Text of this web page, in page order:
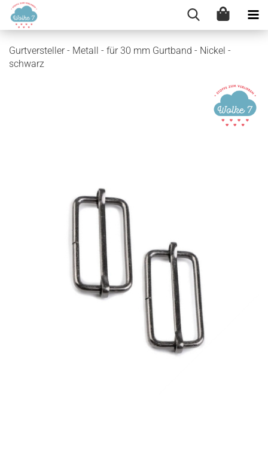
Gurtversteller - Metall - für 30 mm Gurtband - Nickel -
schwarz